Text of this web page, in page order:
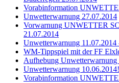
Vorabinformation
Unwetterwarnung 27.07.2014
Vorwarnung UNWETTER
21.07.2014
Unwetterwarnung
WM-Tippspiel mit der FF
Aufhebung Unwetterwarnung
Unwetterwarnung
Vorabinformation